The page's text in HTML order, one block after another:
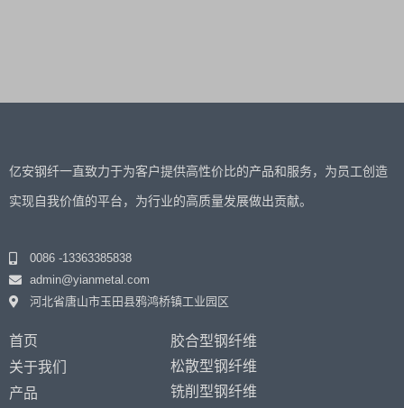
亿安钢纤一直致力于为客户提供高性价比的产品和服务，为员工创造
实现自我价值的平台，为行业的高质量发展做出贡献。
0086 -13363385838
admin@yianmetal.com
河北省唐山市玉田县鸦鸿桥镇工业园区
首页
关于我们
产品
胶合型钢纤维
松散型钢纤维
铣削型钢纤维